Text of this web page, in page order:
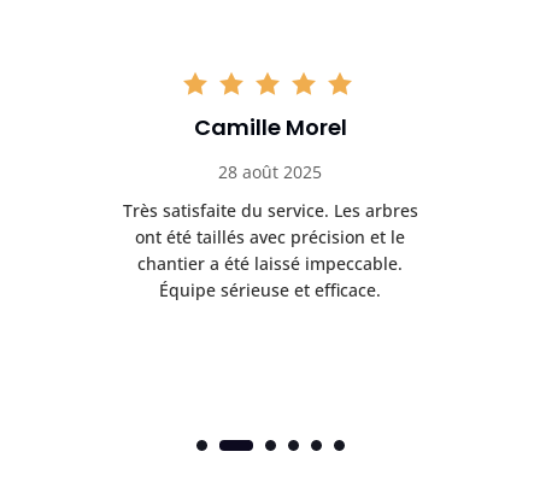
Camille Morel
28 août 2025
Très satisfaite du service. Les arbres
ont été taillés avec précision et le
chantier a été laissé impeccable.
Équipe sérieuse et efficace.